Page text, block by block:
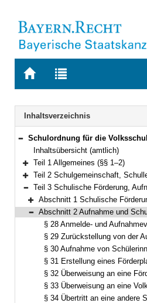
Zur
BAYERN.RECHT
Zur
letzten
Suche
Navigation
Inhaltsverzeichnis
Bereich reduzieren
Schulordnung für die Volksschulen zur sonderpädagogischen Förderung (Volksschulordnung – F, VSO-
Inhaltsübersicht (amtlich)
Bereich erweitern
Teil 1 Allgemeines (§§ 1–2)
Bereich erweitern
Teil 2 Schulgemeinschaft, Schulleiterin und Schulleiter, Lehrkräfte,
Bereich reduzieren
Teil 3 Schulische Förderung, Aufnahme und Schulwechsel(vgl. Art. 19 bis 24,
Bereich erweitern
Abschnitt 1 Schulische
Bereich reduzieren
Abschnitt 2 Aufnahme und
§ 28 Anmelde- und
§ 29 Zurückstellung von der Aufnahme
§ 30 Aufnahme von Schülerinnen und Schülern ohne
§ 31 Erstellung eines Förderplans und
§ 32 Überweisung an eine
§ 33 Überweisung an eine Volksschule
§ 34 Übertritt an eine andere Schule, Wechsel aus anderen